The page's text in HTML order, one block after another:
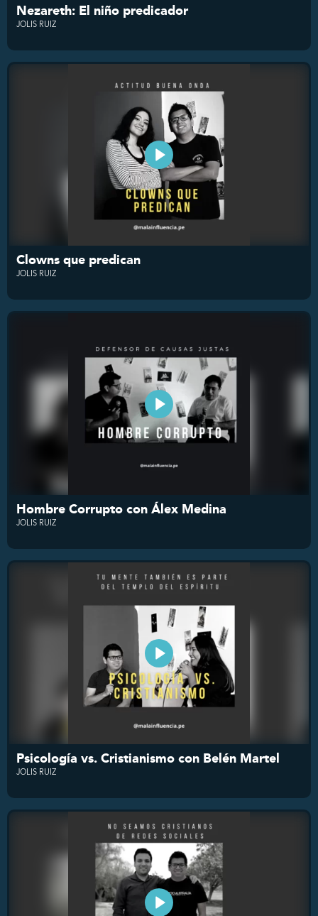
Nezareth: El niño predicador
JOLIS RUIZ
Clowns que predican
JOLIS RUIZ
Hombre Corrupto con Álex Medina
JOLIS RUIZ
Psicología vs. Cristianismo con Belén Martel
JOLIS RUIZ